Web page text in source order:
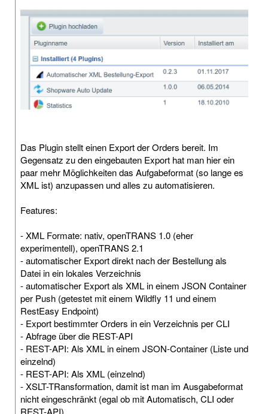
Das Plugin stellt einen Export der Orders bereit. Im
Gegensatz zu den eingebauten Export hat man hier ein
paar mehr Möglichkeiten das Aufgabeformat (so lange es
XML ist) anzupassen und alles zu automatisieren.
Features:
- XML Formate: nativ, openTRANS 1.0 (eher
experimentell), openTRANS 2.1
- automatischer Export direkt nach der Bestellung als
Datei in ein lokales Verzeichnis
- automatischer Export als XML in einem JSON Container
per Push (getestet mit einem Wildfly 11 und einem
RestEasy Endpoint)
- Export bestimmter Orders in ein Verzeichnis per CLI
- Abfrage über die REST-API
- REST-API: Als XML in einem JSON-Container (Liste und
einzelnd)
- REST-API: Als XML (einzelnd)
- XSLT-TRansformation, damit ist man im Ausgabeformat
nicht eingeschränkt (egal ob mit Automatisch, CLI oder
REST-API)